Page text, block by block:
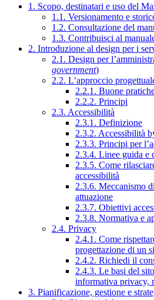
1. Scopo, destinatari e uso del
1.1. Versionamento e
1.2. Consultazione del
1.3. Contribuisci al
2. Introduzione al design per i
2.1. Design per
government)
2.2. L’approccio
2.2.1. Buone
2.2.2. Principi
2.3. Accessibilità
2.3.1. Definizione
2.3.2. Accessibilità
2.3.3. Principi per
2.3.4. Linee guida e
2.3.5. Come
accessibilità
2.3.6. Meccanismo
attuazione
2.3.7. Obiettivi
2.3.8. Normativa e
2.4. Privacy
2.4.1. Come
progettazione di un
2.4.2. Richiedi il
2.4.3. Le basi del
informativa privacy,
3. Pianificazione, gestione e